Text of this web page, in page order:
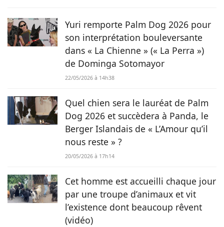
Yuri remporte Palm Dog 2026 pour
son interprétation bouleversante
dans « La Chienne » (« La Perra »)
de Dominga Sotomayor
22/05/2026 à 14h38
Quel chien sera le lauréat de Palm
Dog 2026 et succèdera à Panda, le
Berger Islandais de « L’Amour qu’il
nous reste » ?
20/05/2026 à 17h14
Cet homme est accueilli chaque jour
par une troupe d’animaux et vit
l’existence dont beaucoup rêvent
(vidéo)